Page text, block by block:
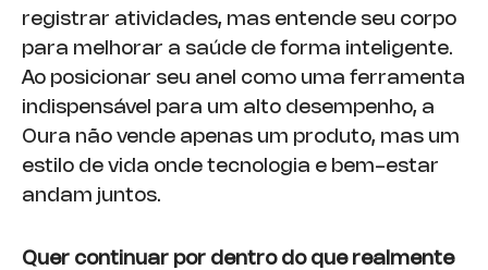
registrar atividades, mas entende seu corpo
para melhorar a saúde de forma inteligente.
Ao posicionar seu anel como uma ferramenta
indispensável para um alto desempenho, a
Oura não vende apenas um produto, mas um
estilo de vida onde tecnologia e bem-estar
andam juntos.
Quer continuar por dentro do que realmente